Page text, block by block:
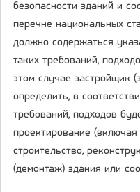
безопасности зданий и
перечне национальных
должно содержаться
таких требований,
этом случае застройщик
определить, в
требований, подходов
проектирование
строительство,
(демонтаж) здания или